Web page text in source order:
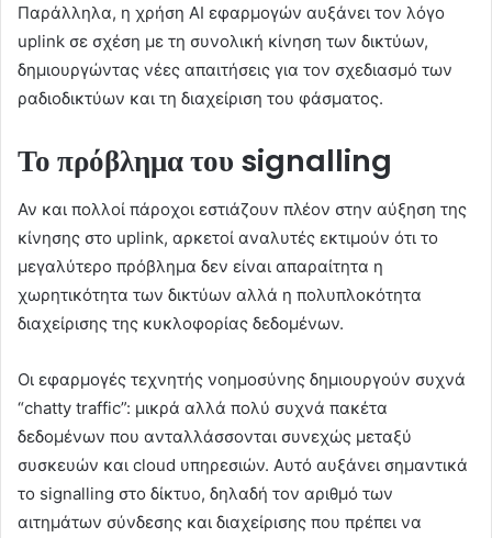
Παράλληλα, η χρήση AI εφαρμογών αυξάνει τον λόγο
uplink σε σχέση με τη συνολική κίνηση των δικτύων,
δημιουργώντας νέες απαιτήσεις για τον σχεδιασμό των
ραδιοδικτύων και τη διαχείριση του φάσματος.
Το πρόβλημα του signalling
Αν και πολλοί πάροχοι εστιάζουν πλέον στην αύξηση της
κίνησης στο uplink, αρκετοί αναλυτές εκτιμούν ότι το
μεγαλύτερο πρόβλημα δεν είναι απαραίτητα η
χωρητικότητα των δικτύων αλλά η πολυπλοκότητα
διαχείρισης της κυκλοφορίας δεδομένων.
Οι εφαρμογές τεχνητής νοημοσύνης δημιουργούν συχνά
“chatty traffic”: μικρά αλλά πολύ συχνά πακέτα
δεδομένων που ανταλλάσσονται συνεχώς μεταξύ
συσκευών και cloud υπηρεσιών. Αυτό αυξάνει σημαντικά
το signalling στο δίκτυο, δηλαδή τον αριθμό των
αιτημάτων σύνδεσης και διαχείρισης που πρέπει να